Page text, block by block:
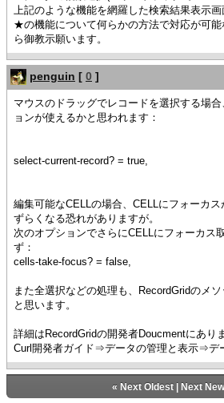
上記のような機能を網羅した検索結果表示画
★の機能について何らかの方法で対応が可
ら御教示願います。
penguin [ 0 ]
マウスのドラッグでレコードを選択する場
ョンが使えるかと思われます：
select-current-record? = true,
編集可能なCELLの場合、CELLにフォーカ
ずらくなる恐れがありますが。
次のオプションでさらにCELLにフォーカス
ず：
cells-take-focus? = false,
また全選択などの処理も、RecordGridのメ
と思います。
詳細はRecordGridの開発者Doucmentにありま
Curl開発者ガイド⇒データの管理と表示⇒デ
« Next Oldest| Next